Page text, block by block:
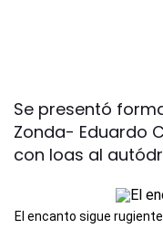
Se presentó
Zonda- Eduardo
con loas al
El encanto sigue rugiente